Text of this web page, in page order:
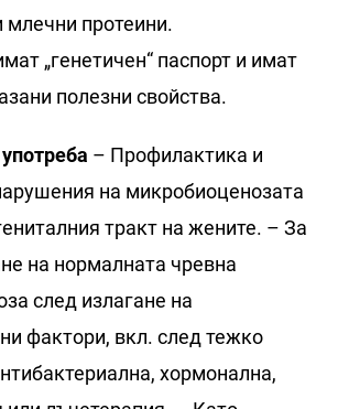
млечни протеини.
„генетичен“ паспорт и имат
полезни свойства.
– Профилактика и
на микробиоценозата
тракт на жените. – За
на нормалната чревна
след излагане на
фактори, вкл. след тежко
хормонална,